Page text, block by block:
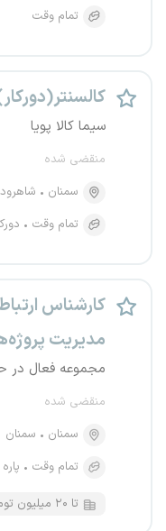
تمام وقت
سیما کالا پویا
منقضی شده
سمنان
شاهرود
تمام وقت
کارشناس
مدیریت
مجموعه فعال در
منقضی شده
سمنان
سمنان
تمام وقت
تا ۲۰ میلیون تومان